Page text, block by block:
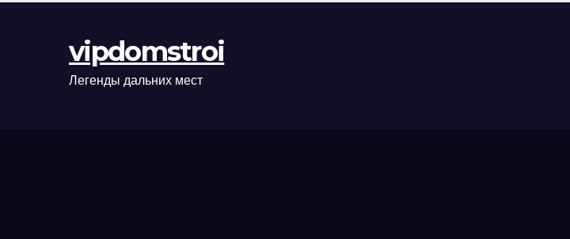
оформления
рыночные
ориентиры
vipdomstroi
Легенды дальних мест